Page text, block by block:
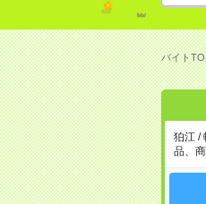
バイト
狛江 /
品、